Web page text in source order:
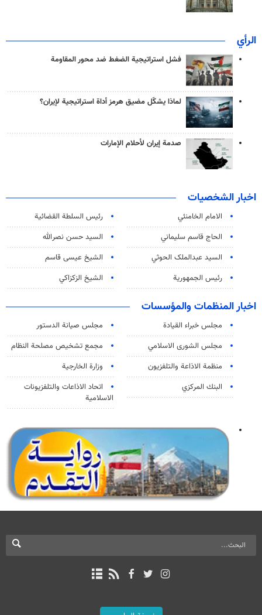
الرأي
فشل استراتيجية الضغط ضد محور المقاومة
لماذا يشكّل مضيق هرمز أداة استراتيجية لإيران؟
صدمة إيران لأحلام الإمارات
اخبار الشخصيات
الامام الخامنئي
رئیس السلطة القضائیة
الحاج قاسم سليماني
السيد حسن نصرالله
السید عبدالملک الحوثي
الشيخ عيسى قاسم
رئيس الجمهورية
الشيخ الزكزاكي
اخبار المنظمات والمؤسسات
مجلس خبراء القيادة
مجلس صيانة الدستور
مجلس الشورى الاسلامي
مجمع تشخيص مصلحة النظام
منظمة الاذاعة والتلفزیون
وزارة الخارجية
البنك المركزي
اتحاد الاذاعات والتلفزيونات
الاسلامية